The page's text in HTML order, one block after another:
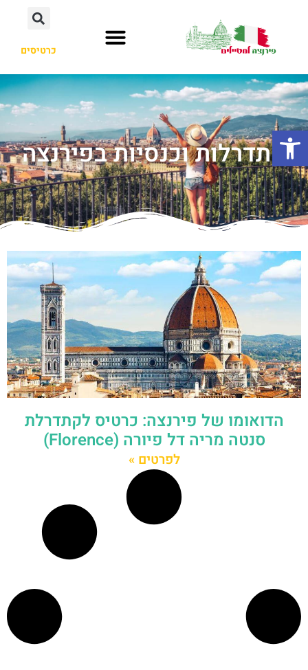
כרטיסים
קתדרלות וכנסיות בפירנצה
הדואומו של פירנצה: כרטיס לקתדרלת
סנטה מריה דל פיורה (Florence)
לפרטים »
פתח סרגל נגישות